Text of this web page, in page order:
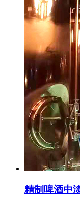
精制啤酒中